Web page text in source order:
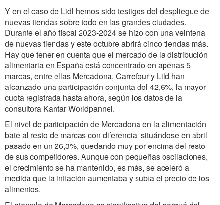
Y en el caso de Lidl hemos sido testigos del despliegue de
nuevas tiendas sobre todo en las grandes ciudades.
Durante el año fiscal 2023-2024 se hizo con una veintena
de nuevas tiendas y este octubre abrirá cinco tiendas más.
Hay que tener en cuenta que el mercado de la distribución
alimentaria en España está concentrado en apenas 5
marcas, entre ellas Mercadona, Carrefour y Lild han
alcanzado una participación conjunta del 42,6%, la mayor
cuota registrada hasta ahora, según los datos de la
consultora Kantar Worldpannel.
El nivel de participación de Mercadona en la alimentación
bate al resto de marcas con diferencia, situándose en abril
pasado en un 26,3%, quedando muy por encima del resto
de sus competidores. Aunque con pequeñas oscilaciones,
el crecimiento se ha mantenido, es más, se aceleró a
medida que la inflación aumentaba y subía el precio de los
alimentos.